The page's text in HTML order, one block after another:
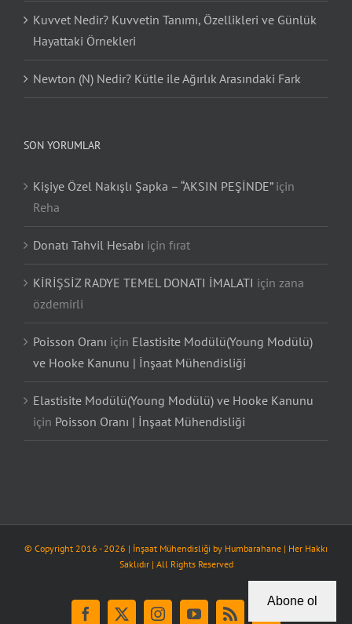
Kuvvet Nedir? Kuvvetin Tanımı, Özellikleri ve Günlük
Hayattaki Örnekleri
Newton (N) Nedir? Kütle ile Ağırlık Arasındaki Fark
SON YORUMLAR
Kişiye Özel Nakışlı Şapka – “AKSIN PEŞİNDE”için
Reha
Donatı Tahvil Hesabı için fırat
KİRİŞSİZ RADYE TEMEL DONATI İMALATI için zana
özdemirli
Poisson Oranı için Elastisite Modülü(Young Modülü)
ve Hooke Kanunu | İnşaat Mühendisliği
Elastisite Modülü(Young Modülü) ve Hooke Kanunu
için Poisson Oranı | İnşaat Mühendisliği
© Copyright 2016 -2026 | İnşaat Mühendisliği by Humbarahane | Her Hakkı
Saklıdır | All Rights Reserved
Facebook
X InstagramYouTubeRss Tiktok
Abone ol